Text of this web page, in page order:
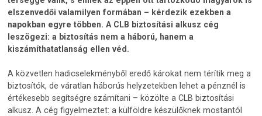
elszenvedői valamilyen formában – kérdezik ezekben a
napokban egyre többen. A CLB biztosítási alkusz cég
leszögezi: a biztosítás nem a háború, hanem a
kiszámíthatatlanság ellen véd.
A közvetlen hadicselekményből eredő károkat nem térítik meg a
biztosítók, de váratlan háborús helyzetekben lehet a pénznél is
értékesebb segítségre számítani – közölte a CLB biztosítási
alkusz. A cég figyelmeztet: a külföldre készülőknek mostantól